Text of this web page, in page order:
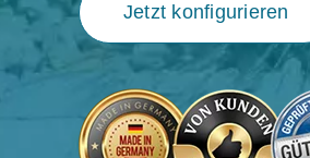
Jetzt konfigurieren